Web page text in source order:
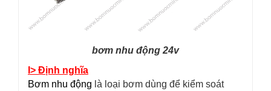
bơm nhu động 24v
I> Định nghĩa
Bơm nhu động là loại bơm dùng để kiểm soát